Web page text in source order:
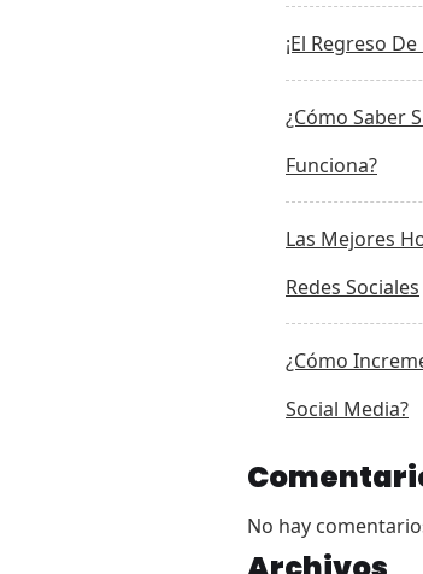
¡El Regreso
¿Cómo Saber
Funciona?
Las Mejores
Redes Sociales
¿Cómo
Social Media?
No hay